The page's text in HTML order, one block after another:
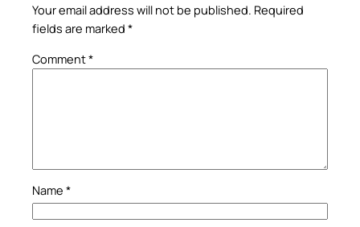
Your email address will not be published. Required
fields are marked *
Comment*
Name *